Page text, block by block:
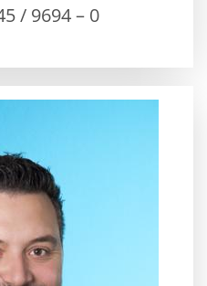
/ 9694 – 0